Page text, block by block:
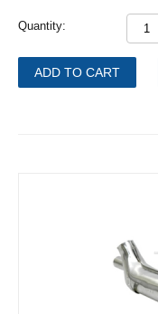
Quantity:
ADD TO CART